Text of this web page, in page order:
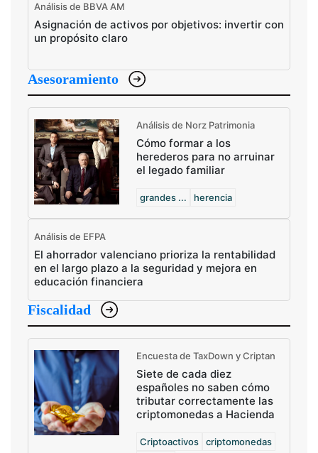
Análisis de BBVA AM
Asignación de activos por objetivos: invertir con
un propósito claro
Asesoramiento
Análisis de Norz Patrimonia
Cómo formar a los
herederos para no arruinar
el legado familiar
grandes ... herencia
Análisis de EFPA
El ahorrador valenciano prioriza la rentabilidad
en el largo plazo a la seguridad y mejora en
educación financiera
Fiscalidad
Encuesta de TaxDown y Criptan
Siete de cada diez
españoles no saben cómo
tributar correctamente las
criptomonedas a Hacienda
Criptoactivos
criptomonedas